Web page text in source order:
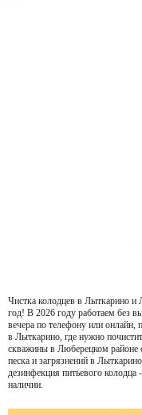
Чистка колодцев в Лыткарино и
год! В 2026 году работаем без
вечера по телефону или онлайн,
в Лыткарино, где нужно
скважины в Люберецком районе
песка и загрязнений в
дезинфекция питьевого
наличии.